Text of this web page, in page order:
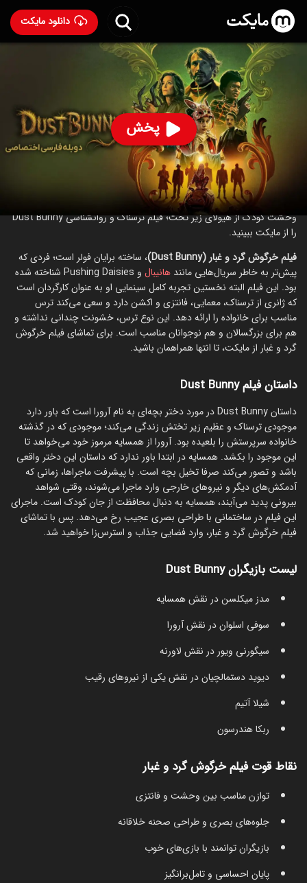
دانلود مایکت
پخش
فیلم خرگوش پشمالو با دوبله فارسی- Dust Bunny 2025
۳۴ 72% ۶.۵
ساخت آمریکا سال 2025
رده سنی ۱۸+
اکشن
درام ترسناک
درباره فیلم خرگوش پشمالو
وحشت کودک از هیولای زیر تخت؛ فیلم ترسناک و روانشناسی Dust Bunny
را از مایکت ببینید.
فیلم خرگوش گرد و غبار (Dust Bunny)
، ساخته برایان فولر است؛ فردی که
پیش‌تر به خاطر سریال‌هایی مانند هانیبال
و Pushing Daisies شناخته شده
بود. این فیلم البته نخستین تجربه کامل سینمایی او به عنوان کارگردان است
که ژانری از ترسناک، معمایی، فانتزی و اکشن دارد و سعی می‌کند ترس
مناسب برای خانواده را ارائه دهد. این نوع ترس، خشونت چندانی نداشته و
هم برای بزرگسالان و هم نوجوانان مناسب است. برای تماشای فیلم خرگوش
گرد و غبار از مایکت، تا انتها همراهمان باشید.
داستان فیلم Dust Bunny
داستان Dust Bunny در مورد دختر بچه‌ای به نام آرورا است که باور دارد
موجودی ترسناک و عظیم زیر تختش زندگی می‌کند؛ موجودی که در گذشته
خانواده سرپرستش را بلعیده بود. آرورا از همسایه مرموز خود می‌خواهد تا
این موجود را بکشد. همسایه در ابتدا باور ندارد که داستان این دختر واقعی
باشد و تصور می‌کند صرفا تخیل بچه است. با پیشرفت ماجراها، زمانی که
آدمکش‌های دیگر و نیروهای خارجی وارد ماجرا می‌شوند، وقتی شواهد
بیرونی پدید می‌آیند، همسایه به دنبال محافظت از جان کودک است. ماجرای
این فیلم در ساختمانی با طراحی بصری عجیب رخ می‌دهد. پس با تماشای
فیلم خرگوش گرد و غبار، وارد فضایی جذاب و استرس‌زا خواهید شد.
لیست بازیگران Dust Bunny
مدز میکلسن در نقش همسایه
سوفی اسلوان در نقش آرورا
سیگورنی ویور در نقش لاورنه
دیوید دستمالچیان در نقش یکی از نیروهای رقیب
شیلا آتیم
ربکا هندرسون
نقاط قوت فیلم خرگوش گرد و غبار
توازن مناسب بین وحشت و فانتزی
جلوه‌های بصری و طراحی صحنه خلاقانه
بازیگران توانمند با بازی‌های خوب
پایان احساسی و تامل‌برانگیز